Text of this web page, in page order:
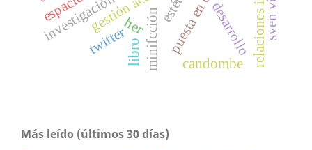
minifcción desarrollo
candombe
her
twitterlibro
Más leído (últimos 30 días)